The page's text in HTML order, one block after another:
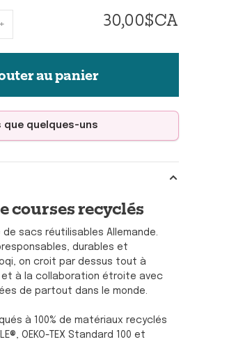
+ 30,00$CA
au panier
que quelques-uns
courses recyclés
de sacs réutilisables Allemande.
durables et
on croit par dessus tout à
et à la collaboration étroite avec
de partout dans le monde.
à 100% de matériaux recyclés
OEKO-TEX Standard 100 et